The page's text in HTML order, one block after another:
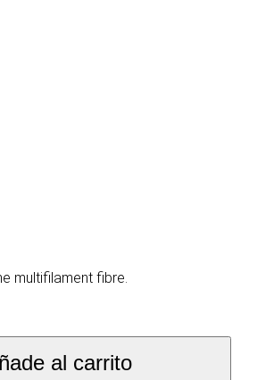
multifilament fibre.
al carrito